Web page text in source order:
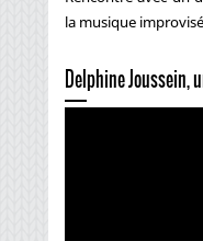
la musique
Delphine Joussein,